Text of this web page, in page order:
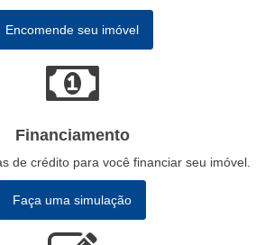
Encomende seu imóvel
Financiamento
de crédito para você financiar seu imóvel.
Faça uma simulação